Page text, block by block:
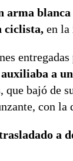
arma blanca
ciclista, en la
a
que bajó de
con la
a